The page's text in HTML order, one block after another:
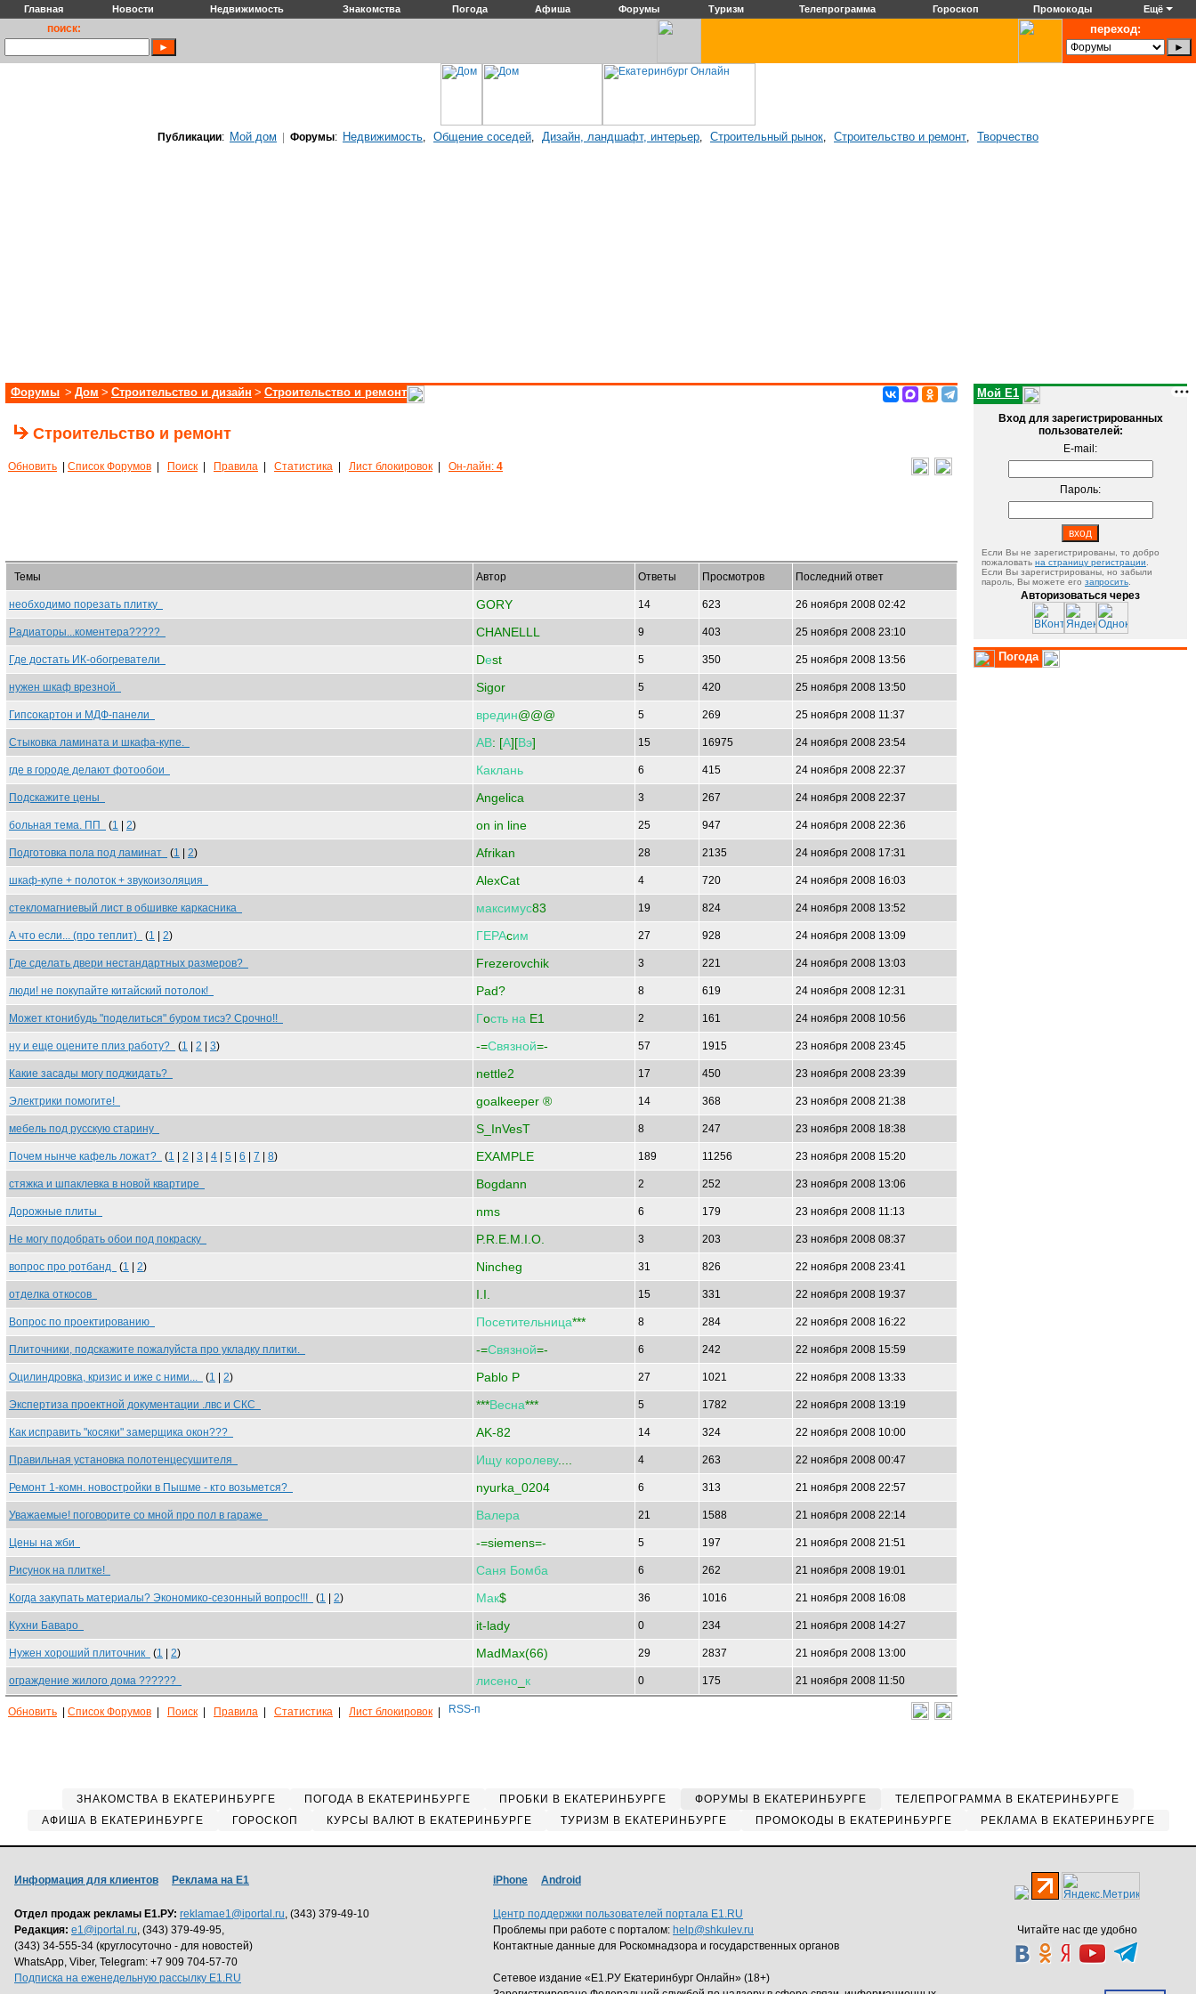
Главная Новости Недвижимость Знакомства Погода Афиша Форумы Туризм Телепрограмма Гороскоп Промокоды Ещё
поиск: переход:
Публикации: Мой дом Форумы: Недвижимость, Общение соседей, Дизайн, ландшафт, интерьер, Строительный рынок, Строительство и ремонт, Творчество
Форумы > Дом > Строительство и дизайн > Строительство и ремонт
Строительство и ремонт
Обновить Список Форумов Поиск Правила Статистика Лист блокировок Он-лайн: 4
Темы Автор Ответы Просмотров Последний ответ
необходимо порезать плитку GORY 14 623 26 ноября 2008 02:42
Радиаторы...коментера????? CHANELLL 9 403 25 ноября 2008 23:10
Где достать ИК-обогреватели Dеst 5 350 25 ноября 2008 13:56
нужен шкаф врезной Sigor 5 420 25 ноября 2008 13:50
Гипсокартон и МДФ-панели вредин@@@ 5 269 25 ноября 2008 11:37
Стыковка ламината и шкафа-купе. АВ: [А][Вэ] 15 16975 24 ноября 2008 23:54
где в городе делают фотообои Каклань 6 415 24 ноября 2008 22:37
Подскажите цены Angelica 3 267 24 ноября 2008 22:37
больная тема. ПП (1 2) on in line 25 947 24 ноября 2008 22:36
Подготовка пола под ламинат (1 2) Afrikan 28 2135 24 ноября 2008 17:31
шкаф-купе + полоток + звукоизоляция AlexCat 4 720 24 ноября 2008 16:03
стекломагниевый лист в обшивке каркасника максимус83 19 824 24 ноября 2008 13:52
А что если... (про теплит) (1 2) ГЕРАcим 27 928 24 ноября 2008 13:09
Где сделать двери нестандартных размеров? Frezerovchik 3 221 24 ноября 2008 13:03
люди! не покупайте китайский потолок! Pad? 8 619 24 ноября 2008 12:31
Может ктонибудь "поделиться" буром тисэ? Срочно!! Гoсть на E1 2 161 24 ноября 2008 10:56
ну и еще оцените плиз работу? (1 2 3) -=Связной=- 57 1915 23 ноября 2008 23:45
Какие засады могу поджидать? nettle2 17 450 23 ноября 2008 23:39
Электрики помогите! goalkeeper ® 14 368 23 ноября 2008 21:38
мебель под русскую старину S_InVesT 8 247 23 ноября 2008 18:38
Почем нынче кафель ложат? (1 2 3 4 5 6 7 8) EXAMPLE 189 11256 23 ноября 2008 15:20
стяжка и шпаклевка в новой квартире Bogdann 2 252 23 ноября 2008 13:06
Дорожные плиты nms 6 179 23 ноября 2008 11:13
Не могу подобрать обои под покраску P.R.E.M.I.O. 3 203 23 ноября 2008 08:37
вопрос про ротбанд (1 2) Nincheg 31 826 22 ноября 2008 23:41
отделка откосов I.I. 15 331 22 ноября 2008 19:37
Вопрос по проектированию Посетительница*** 8 284 22 ноября 2008 16:22
Плиточники, подскажите пожалуйста про укладку плитки. -=Связной=- 6 242 22 ноября 2008 15:59
Оцилиндровка, кризис и иже с ними... (1 2) Pablo P 27 1021 22 ноября 2008 13:33
Экспертиза проектной документации .лвс и СКС ***Весна*** 5 1782 22 ноября 2008 13:19
Как исправить "косяки" замерщика окон??? AK-82 14 324 22 ноября 2008 10:00
Правильная установка полотенцесушителя Ищу королеву.... 4 263 22 ноября 2008 00:47
Ремонт 1-комн. новостройки в Пышме - кто возьмется? nyurka_0204 6 313 21 ноября 2008 22:57
Уважаемые! поговорите со мной про пол в гараже Валера 21 1588 21 ноября 2008 22:14
Цены на жби -=siemens=- 5 197 21 ноября 2008 21:51
Рисунок на плитке! Саня Бомба 6 262 21 ноября 2008 19:01
Когда закупать материалы? Экономико-сезонный вопрос!!! (1 2) Мак$ 36 1016 21 ноября 2008 16:08
Кухни Баваро it-lady 0 234 21 ноября 2008 14:27
Нужен хороший плиточник (1 2) MadMax(66) 29 2837 21 ноября 2008 13:00
ограждение жилого дома ?????? лисено к 0 175 21 ноября 2008 11:50
Обновить Список Форумов Поиск Правила Статистика Лист блокировок
Мой E1
Вход для зарегистрированных
пользователей:
E-mail:
Пароль:
Если Вы не зарегистрированы, то добро
пожаловать на страницу регистрации
Если Вы зарегистрированы, но забыли
пароль, Вы можете его запросить
Авторизоваться через
Погода
ЗНАКОМСТВА В ЕКАТЕРИНБУРГЕ ПОГОДА В ЕКАТЕРИНБУРГЕ ПРОБКИ В ЕКАТЕРИНБУРГЕ ФОРУМЫ В ЕКАТЕРИНБУРГЕ
ТЕЛЕПРОГРАММА В ЕКАТЕРИНБУРГЕ
АФИША В ЕКАТЕРИНБУРГЕ
ГОРОСКОП КУРСЫ ВАЛЮТ В ЕКАТЕРИНБУРГЕ ТУРИЗМ В ЕКАТЕРИНБУРГЕ ПРОМОКОДЫ В ЕКАТЕРИНБУРГЕ РЕКЛАМА В ЕКАТЕРИНБУРГЕ
Читайте нас где удобно
Информация для клиентов Реклама на Е1
Отдел продаж рекламы Е1.РУ: reklamae1@iportal.ru, (343) 379-49-10
Редакция: e1@iportal.ru, (343) 379-49-95,
(343) 34-555-34 (круглосуточно - для новостей)
WhatsApp, Viber, Telegram: +7 909 704-57-70
Подписка на еженедельную рассылку E1.RU
iPhone Android
Центр поддержки пользователей портала E1.RU
Проблемы при работе с порталом: help@shkulev.ru
Контактные данные для Роскомнадзора и государственных органов
Сетевое издание «Е1.РУ Екатеринбург Онлайн» (18+)